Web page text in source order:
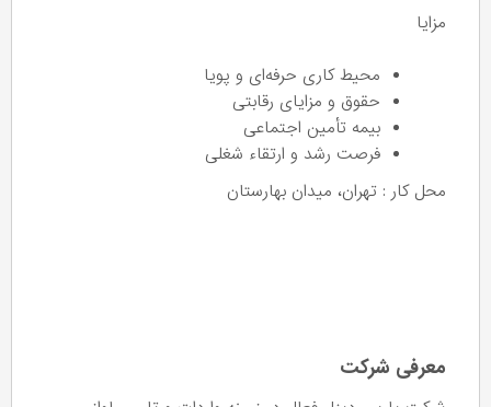
مزایا
محیط کاری حرفه‌ای و پویا
حقوق و مزایای رقابتی
بیمه تأمین اجتماعی
فرصت رشد و ارتقاء شغلی
محل کار : تهران، میدان بهارستان
معرفی شرکت